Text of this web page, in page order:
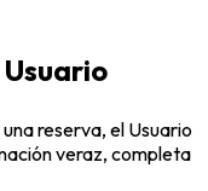
reserva, el Usuario
veraz, completa